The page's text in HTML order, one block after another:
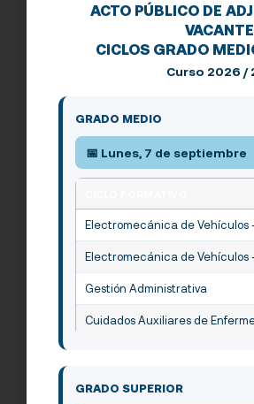
de junio de 2024 hasta las
27 de junio de 2024.
La solicitud debe realizarse
https://sede.carm.es/
Recuerda que en Cabezo
siguientes ciclos de
Grado Medio:
Técnico en
Automóviles
Cuidados Auxiliares de
Gestión Administrativa
Y con los siguientes de
Superior
Marketing y Publicidad
ACTO PÚBLICO DE
CICLOS GRADO
Curso 2026 /
GRADO MEDIO
📅 Lunes, 7 de septiembre
Electromecánica de Vehículos
Electromecánica de Vehículos
Gestión Administrativa
Cuidados Auxiliares de
GRADO SUPERIOR